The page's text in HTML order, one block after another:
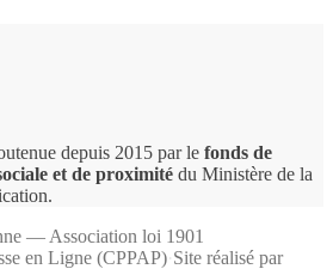
depuis 2015 par le fonds de
et de proximité du Ministère de la
— Association loi 1901
en Ligne (CPPAP)·Site réalisé par